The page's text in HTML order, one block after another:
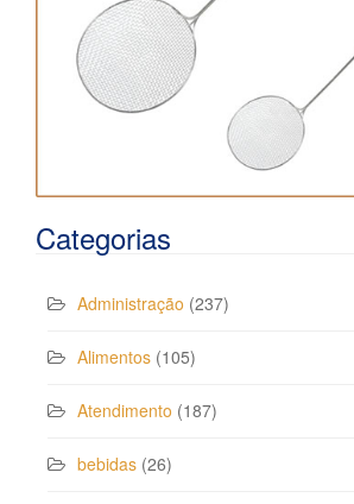
Categorias
Administração (237)
Alimentos (105)
Atendimento (187)
bebidas (26)